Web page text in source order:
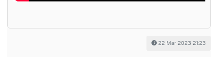
22 Mar 2023 21:23